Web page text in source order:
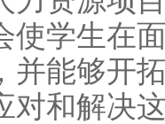
使学生在
并能够开
对和解决